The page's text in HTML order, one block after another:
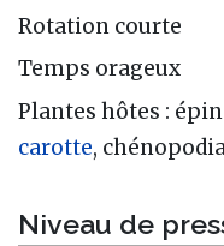
Rotation courte
Temps orageux
Plantes hôtes :
carotte,
Niveau de